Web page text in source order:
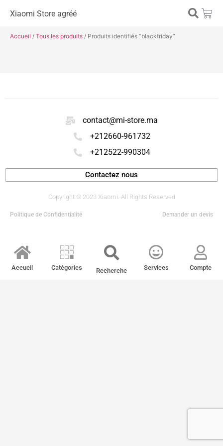
Xiaomi Store agréé
Accueil / Tous les produits / Produits identifiés “blackfriday”
contact@mi-store.ma
+212660-961732
+212522-990304
Contactez nous
Copyright © 2023 Xiaomi. All Rights Reserved
Politique de Confidentialité Demander un devis
Accueil Catégories Recherche Services Compte